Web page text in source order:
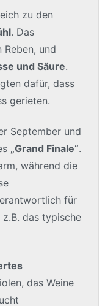
zu den
. Das
und
und Säure.
dafür, dass
gerieten.
September und
„Grand Finale“.
während die
für
z.B. das typische
das Weine